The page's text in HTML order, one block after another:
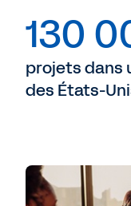
130
projets dans
des États-